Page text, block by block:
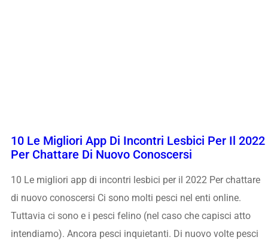
10 Le Migliori App Di Incontri Lesbici Per Il 2022
Per Chattare Di Nuovo Conoscersi
10 Le migliori app di incontri lesbici per il 2022 Per chattare
di nuovo conoscersi Ci sono molti pesci nel enti online.
Tuttavia ci sono e i pesci felino (nel caso che capisci atto
intendiamo). Ancora pesci inquietanti. Di nuovo volte pesci